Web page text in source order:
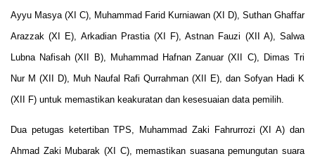
Ayyu Masya (XI C), Muhammad Farid Kurniawan (XI D), Suthan Ghaffar
Arazzak (XI E), Arkadian Prastia (XI F), Astnan Fauzi (XII A), Salwa
Lubna Nafisah (XII B), Muhammad Hafnan Zanuar (XII C), Dimas Tri
Nur M (XII D), Muh Naufal Rafi Qurrahman (XII E), dan Sofyan Hadi K
(XII F) untuk memastikan keakuratan dan kesesuaian data pemilih.
Dua petugas ketertiban TPS, Muhammad Zaki Fahrurrozi (XI A) dan
Ahmad Zaki Mubarak (XI C), memastikan suasana pemungutan suara